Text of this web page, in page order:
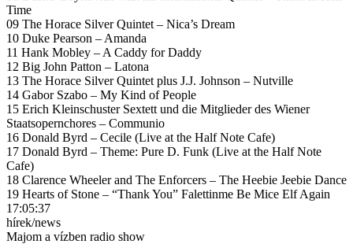
Time
09 The Horace Silver Quintet – Nica’s Dream
10 Duke Pearson – Amanda
11 Hank Mobley – A Caddy for Daddy
12 Big John Patton – Latona
13 The Horace Silver Quintet plus J.J. Johnson – Nutville
14 Gabor Szabo – My Kind of People
15 Erich Kleinschuster Sextett und die Mitglieder des Wiener
Staatsopernchores – Communio
16 Donald Byrd – Cecile (Live at the Half Note Cafe)
17 Donald Byrd – Theme: Pure D. Funk (Live at the Half Note
Cafe)
18 Clarence Wheeler and The Enforcers – The Heebie Jeebie Dance
19 Hearts of Stone – “Thank You” Falettinme Be Mice Elf Again
17:05:37
hírek/news
Majom a vízben radio show